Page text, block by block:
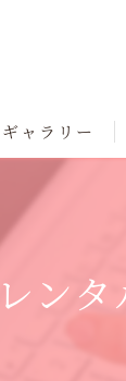
ギャラリー
ン